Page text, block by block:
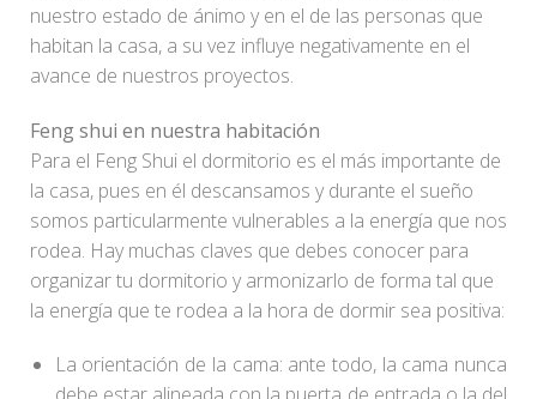
nuestro estado de ánimo y en el de las personas que
habitan la casa, a su vez influye negativamente en el
avance de nuestros proyectos.
Feng shui en nuestra habitación
Para el Feng Shui el dormitorio es el más importante de
la casa, pues en él descansamos y durante el sueño
somos particularmente vulnerables a la energía que nos
rodea. Hay muchas claves que debes conocer para
organizar tu dormitorio y armonizarlo de forma tal que
la energía que te rodea a la hora de dormir sea positiva:
La orientación de la cama: ante todo, la cama nunca